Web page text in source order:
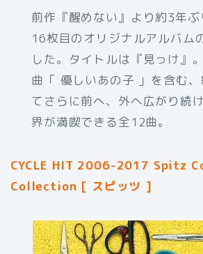
前作『醒めない』より約3年
16枚目のオリジナルアルバム
した。タイトルは『見っけ』
曲「 優しいあの子 」を含む
てさらに前へ、外へ広がり続
界が満喫できる全12曲。
CYCLE HIT 2006-2017 Spitz
Collection [ スピッツ ]